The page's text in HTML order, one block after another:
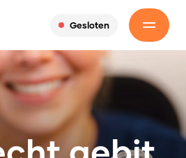
Gesloten